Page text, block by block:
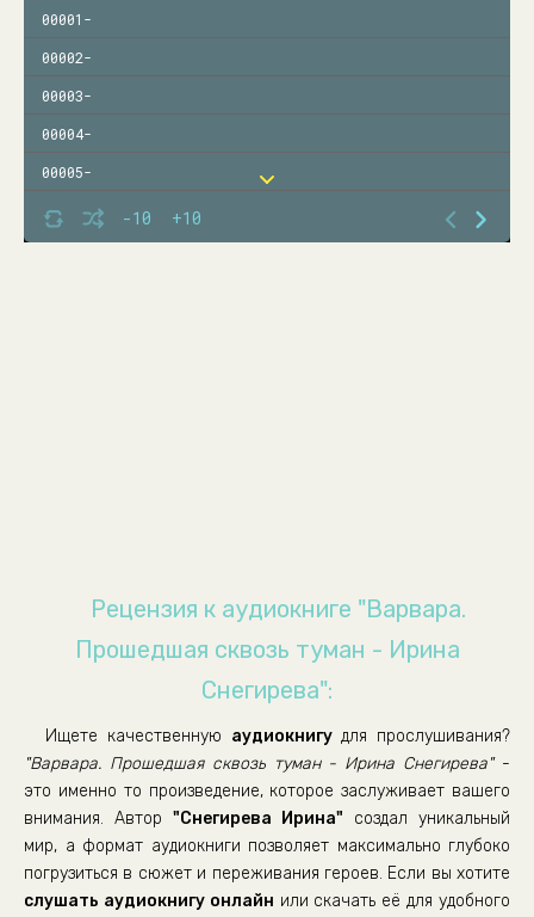
-10 +10
00001-
00002-
00003-
00004-
00005-
00006-
00007-
00020-
00021-
00022-
Рецензия к аудиокниге "Варвара.
Прошедшая сквозь туман - Ирина
Снегирева":
Ищете качественную аудиокнигудля прослушивания?
"Варвара. Прошедшая сквозь туман - Ирина Снегирева"-
это именно то произведение, которое заслуживает вашего
внимания. Автор "Снегирева Ирина" создал уникальный
мир, а формат аудиокниги позволяет максимально глубоко
погрузиться в сюжет и переживания героев. Если вы хотите
слушать аудиокнигу онлайн или скачать её для удобного